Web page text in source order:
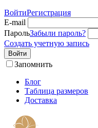
ВойтиРегистрация
E-mail
ПарольЗабыли пароль?
Создать учетную запись
Войти
Запомнить
Блог
Таблица размеров
Доставка